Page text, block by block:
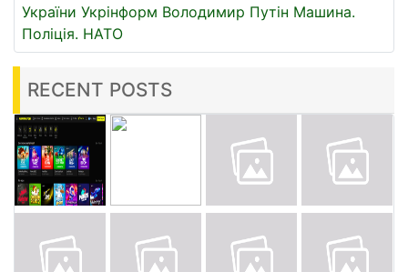
України Укрінформ Володимир Путін Машина.
Поліція. НАТО
RECENT POSTS